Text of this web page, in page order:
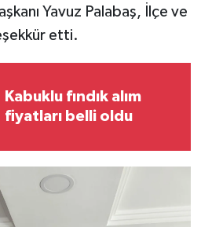
Yavuz Palabaş, İlçe ve
etti.
Kabuklu fındık alım
fiyatları belli oldu